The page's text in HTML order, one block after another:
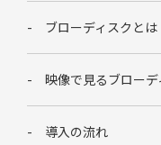
ブローディスクとは
映像で見るブローデ
導入の流れ